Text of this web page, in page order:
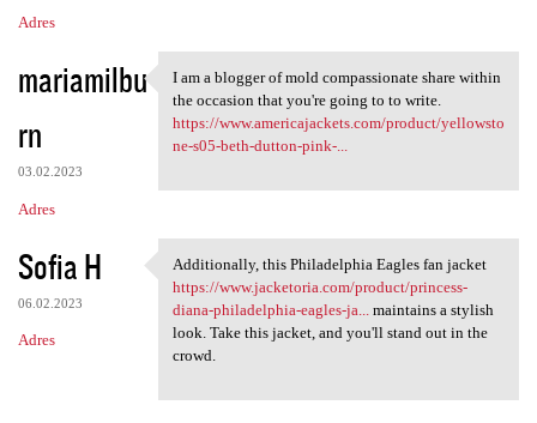
Adres
mariamilbu
rn
03.02.2023
Adres
I am a blogger of mold
I am a blogger of mold compassionate share within
the occasion that you're going to to write.
https://www.americajackets.com/product/yellowsto
ne-s05-beth-dutton-pink-...
Sofia H
06.02.2023
Adres
Additionally, this
Additionally, this Philadelphia Eagles fan jacket
https://www.jacketoria.com/product/princess-
diana-philadelphia-eagles-ja...maintains a stylish
look. Take this jacket, and you'll stand out in the
crowd.